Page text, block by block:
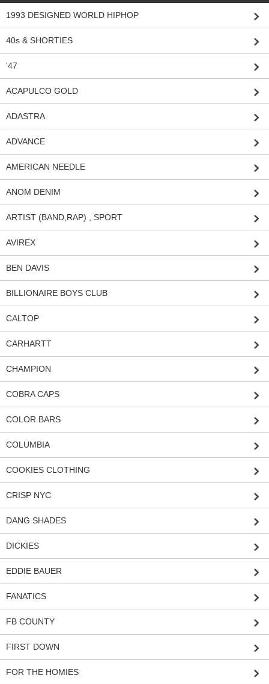
1993 DESIGNED WORLD HIPHOP
40s & SHORTIES
'47
ACAPULCO GOLD
ADASTRA
ADVANCE
AMERICAN NEEDLE
ANOM DENIM
ARTIST (BAND,RAP) , SPORT
AVIREX
BEN DAVIS
BILLIONAIRE BOYS CLUB
CALTOP
CARHARTT
CHAMPION
COBRA CAPS
COLOR BARS
COLUMBIA
COOKIES CLOTHING
CRISP NYC
DANG SHADES
DICKIES
EDDIE BAUER
FANATICS
FB COUNTY
FIRST DOWN
FOR THE HOMIES